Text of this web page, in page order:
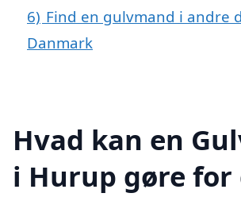
6) Find en gulvmand i andre
Danmark
Hvad kan en
i Hurup gøre for